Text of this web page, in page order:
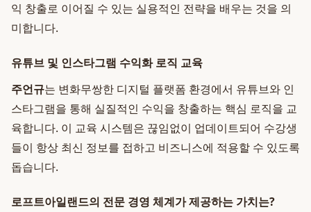
익 창출로 이어질 수 있는 실용적인 전략을 배우는 것을 의
미합니다.
유튜브 및 인스타그램 수익화 로직 교육
주언규는 변화무쌍한 디지털 플랫폼 환경에서 유튜브와 인
스타그램을 통해 실질적인 수익을 창출하는 핵심 로직을 교
육합니다. 이 교육 시스템은 끊임없이 업데이트되어 수강생
들이 항상 최신 정보를 접하고 비즈니스에 적용할 수 있도록
돕습니다.
로프트아일랜드의 전문 경영 체계가 제공하는 가치는?